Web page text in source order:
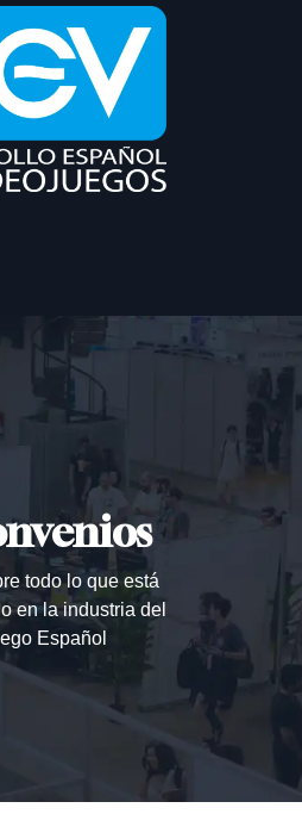
todo lo que está
en la industria del
Español